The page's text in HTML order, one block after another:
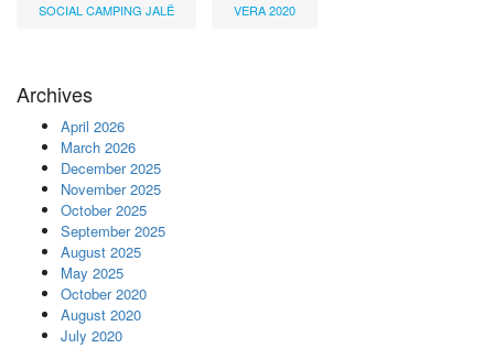
SOCIAL CAMPING JALË VERA 2020
Archives
April 2026
March 2026
December 2025
November 2025
October 2025
September 2025
August 2025
May 2025
October 2020
August 2020
July 2020